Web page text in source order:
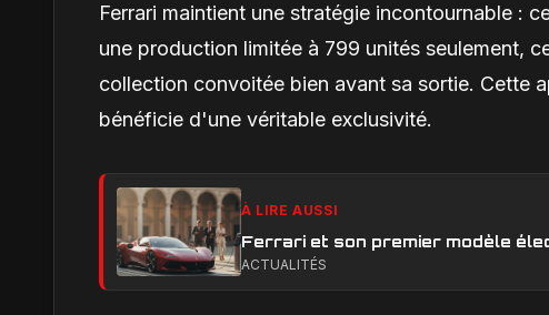
Ferrari maintient une stratégie incontournable :
une production limitée à 799 unités seulement,
collection convoitée bien avant sa sortie. Cette
bénéficie d'une véritable exclusivité.
À LIRE AUSSI
Ferrari et son premier modèle
ACTUALITÉS